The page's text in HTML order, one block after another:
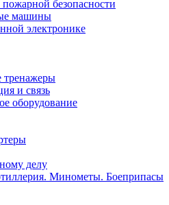
безопасности
машины
электронике
тренажеры
и связь
оборудование
делу
Минометы. Боеприпасы